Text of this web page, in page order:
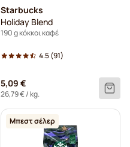
Starbucks
Holiday Blend
190 g κόκκοι καφέ
4.5(91)
5,09 €
26,79 €/ kg.
Μπεστ σέλερ